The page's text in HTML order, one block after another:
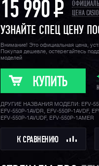
Напоминаем, что серия EFV -
Edifice в виде небольшой
Модели серии EFV обладают
дизайнами, что позволяет
на каждый день огромному
15 990P
ЦЕНА
УЗНАЙТЕ СПЕЦ ЦЕНУ
Внимание! Это официальная цена,
Покупая дешевле, остерегайтесь
моделей
КУПИТЬ
ДРУГИЕ НАЗВАНИЯ МОДЕЛИ: EFV-
EFV-550P-1AVDR, EFV-550P-1AVDF,
EFV-550P-1AVUDF, EFV-550P-1AMER
К СРАВНЕНИЮ